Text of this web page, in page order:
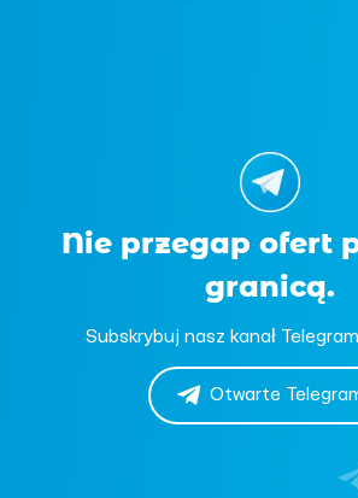
Nie przegap ofert
granicą.
Subskrybuj nasz kanał
Otwarte